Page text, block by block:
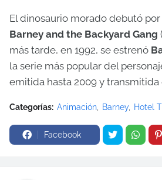
El dinosaurio morado debutó
Barney and the Backyard Gang
más tarde, en 1992, se estrenó
la serie más popular del
emitida hasta 2009 y transmitida
Categorías: Animación Barney Hotel
Facebook